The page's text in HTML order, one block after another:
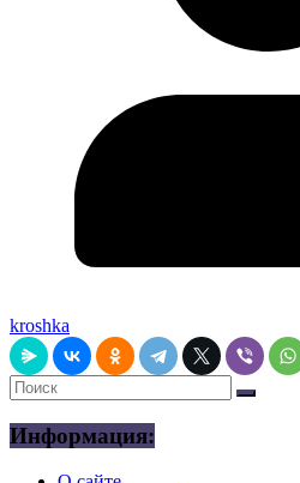
kroshka
Информация: